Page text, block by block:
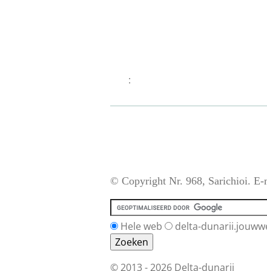
:
© Copyright Nr. 968, Sarichioi. E-
Hele web delta-
© 2013 - 2026 Delta-dunarii